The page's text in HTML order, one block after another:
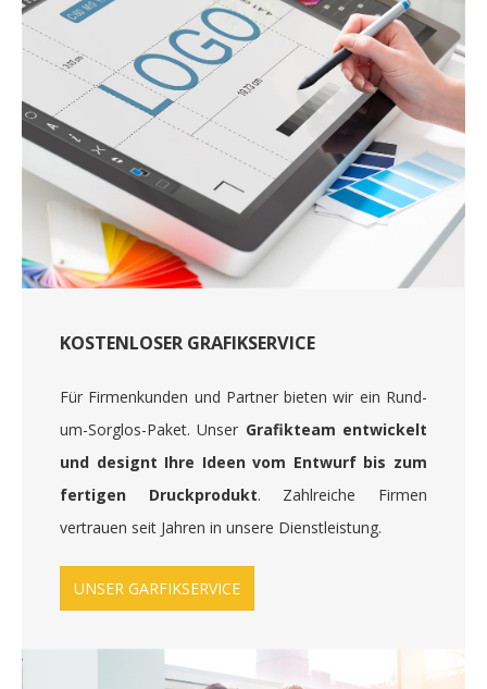
KOSTENLOSER GRAFIKSERVICE
Für Firmenkunden und Partner bieten wir ein Rund-
um-Sorglos-Paket. Unser Grafikteam entwickelt
und designt Ihre Ideen vom Entwurf bis zum
fertigen Druckprodukt. Zahlreiche Firmen
vertrauen seit Jahren in unsere Dienstleistung.
UNSER GARFIKSERVICE